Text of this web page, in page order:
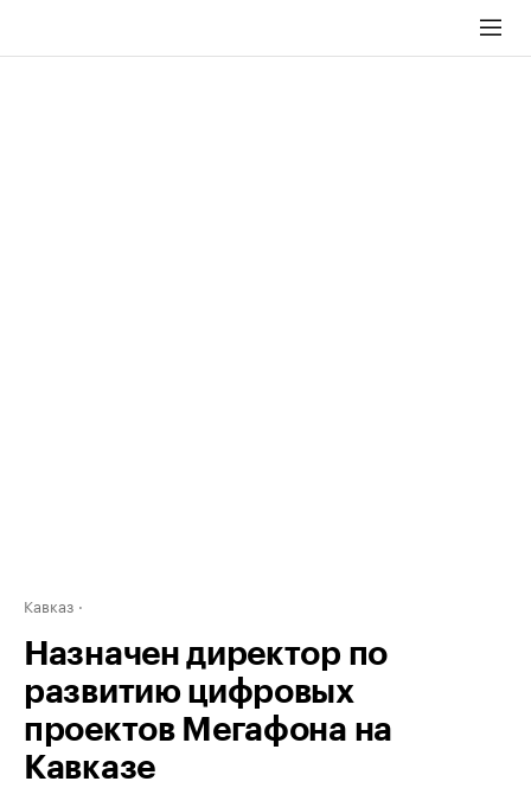
Кавказ
Назначен директор по
развитию цифровых
проектов Мегафона на
Кавказе